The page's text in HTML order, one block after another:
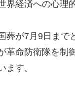
界経済への心理
葬が7月9日まで
革命防衛隊を制
ます。